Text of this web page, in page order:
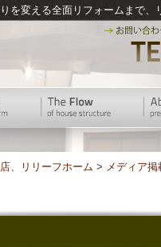
を変える全面リフォームまで
、リリーフホーム > メディア掲